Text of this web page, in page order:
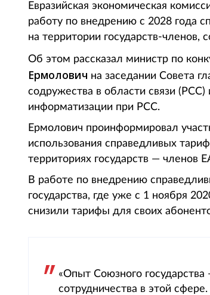
Евразийская экономическая
работу по внедрению с 2028 года
на территории государств-членов,
Об этом рассказал министр по
Ермолович на заседании Совета
содружества в области связи
информатизации при РСС.
Ермолович проинформировал
использования справедливых
территориях государств — членов
В работе по внедрению
государства, где уже с 1 ноября
снизили тарифы для своих
«Опыт Союзного
сотрудничества в этой